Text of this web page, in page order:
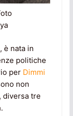
è nata in
politiche
per Dimmi
non
diversa tre
.